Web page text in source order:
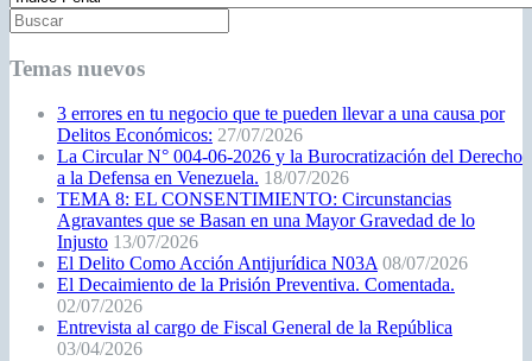
Temas nuevos
3 errores en tu negocio que te pueden llevar a una causa por
Delitos Económicos: 27/07/2026
La Circular N° 004-06-2026 y la Burocratización del Derecho
a la Defensa en Venezuela. 18/07/2026
TEMA 8: EL CONSENTIMIENTO: Circunstancias
Agravantes que se Basan en una Mayor Gravedad de lo
Injusto 13/07/2026
El Delito Como Acción Antijurídica N03A 08/07/2026
El Decaimiento de la Prisión Preventiva. Comentada.
02/07/2026
Entrevista al cargo de Fiscal General de la República
03/04/2026